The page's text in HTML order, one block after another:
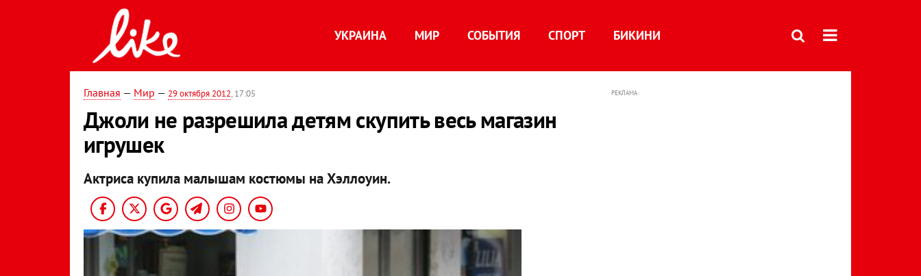
УКРАИНА МИР СОБЫТИЯ СПОРТ БИКИНИ
Главная — Мир — 29 октября 2012, 17:05
Джоли не разрешила детям скупить весь магазин
игрушек
Актриса купила малышам костюмы на Хэллоуин.
РЕКЛАМА